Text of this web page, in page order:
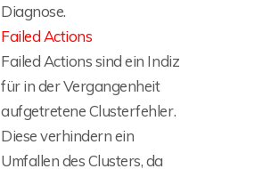
Diagnose.
Failed Actions
Failed Actions sind ein Indiz
für in der Vergangenheit
aufgetretene Clusterfehler.
Diese verhindern ein
Umfallen des Clusters, da